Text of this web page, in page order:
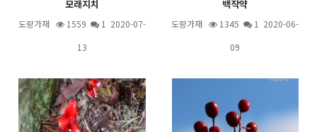
모래지치
도랑가재 1559 1 2020-07-
13
백작약
도랑가재 1345 1 2020-06-
09